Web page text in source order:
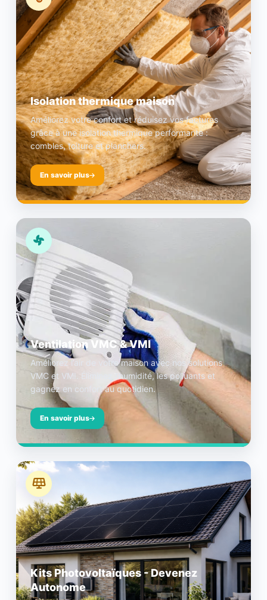
Isolation thermique maison
Améliorez votre confort et réduisez vos factures
grâce à une isolation thermique performante :
combles, toiture et planchers.
En savoir plus
Ventilation VMC & VMI
Améliorez l’air de votre maison avec nos solutions
VMC et VMI. Éliminez l’humidité, les polluants et
gagnez en confort au quotidien.
En savoir plus
Kits Photovoltaïques - Devenez
Autonome